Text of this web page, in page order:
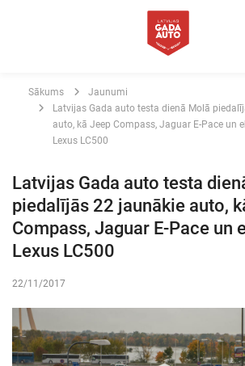
Sākums
Jaunumi
Latvijas Gada auto testa dienā Molā
auto, kā Jeep Compass, Jaguar E-Pace un
Lexus LC500
Latvijas Gada auto testa
piedalījās 22 jaunākie auto,
Compass, Jaguar E-Pace un
Lexus LC500
22/11/2017